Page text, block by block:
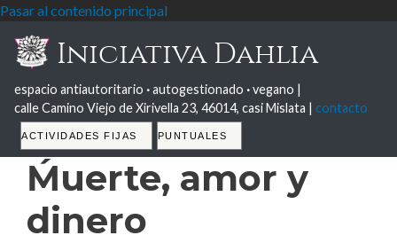
Pasar al contenido principal
Iniciativa Dahlia
espacio antiautoritario ·autogestionado ·vegano |
calle Camino Viejo de Xirivella 23, 46014, casi Mislata | contacto
Tabs
ACTIVIDADES FIJAS PUNTUALES
Ḿuerte, amor y
dinero